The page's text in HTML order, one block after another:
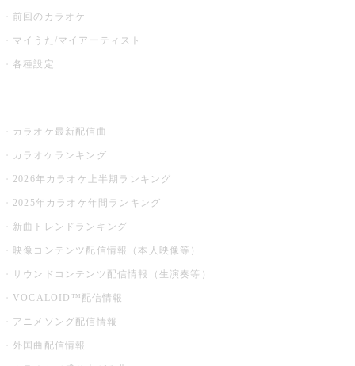
前回のカラオケ
マイうた/マイアーティスト
各種設定
カラオケ最新配信曲
カラオケランキング
2026年カラオケ上半期ランキング
2025年カラオケ年間ランキング
新曲トレンドランキング
映像コンテンツ配信情報（本人映像等）
サウンドコンテンツ配信情報（生演奏等）
VOCALOID™配信情報
アニメソング配信情報
外国曲配信情報